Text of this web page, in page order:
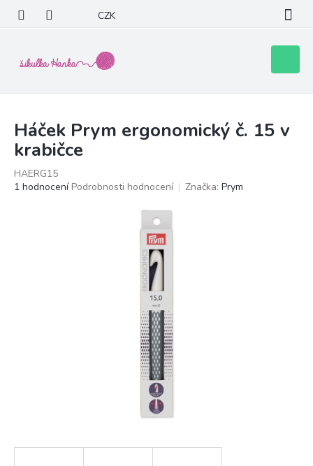
obsah
CZK
košík
Háček Prym ergonomický č. 15 v
krabičce
HAERG15
Průměrné
1 hodnocení Podrobnosti hodnocení Značka: Prym